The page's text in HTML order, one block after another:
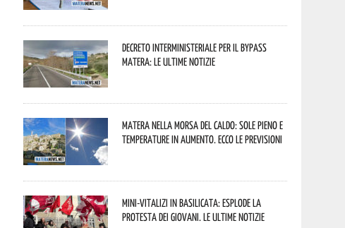
Decreto interministeriale per il Bypass
Matera: le ultime notizie
Matera nella morsa del caldo: sole pieno e
temperature in aumento. Ecco le previsioni
Mini-vitalizi in Basilicata: esplode la
protesta dei giovani. Le ultime notizie